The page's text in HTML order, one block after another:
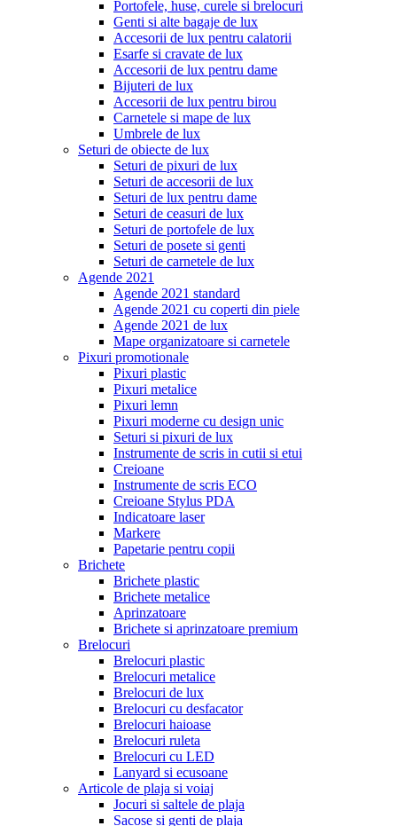
Portofele, huse, curele si brelocuri
Genti si alte bagaje de lux
Accesorii de lux pentru calatorii
Esarfe si cravate de lux
Accesorii de lux pentru dame
Bijuteri de lux
Accesorii de lux pentru birou
Carnetele si mape de lux
Umbrele de lux
Seturi de obiecte de lux
Seturi de pixuri de lux
Seturi de accesorii de lux
Seturi de lux pentru dame
Seturi de ceasuri de lux
Seturi de portofele de lux
Seturi de posete si genti
Seturi de carnetele de lux
Agende 2021
Agende 2021 standard
Agende 2021 cu coperti din piele
Agende 2021 de lux
Mape organizatoare si carnetele
Pixuri promotionale
Pixuri plastic
Pixuri metalice
Pixuri lemn
Pixuri moderne cu design unic
Seturi si pixuri de lux
Instrumente de scris in cutii si etui
Creioane
Instrumente de scris ECO
Creioane Stylus PDA
Indicatoare laser
Markere
Papetarie pentru copii
Brichete
Brichete plastic
Brichete metalice
Aprinzatoare
Brichete si aprinzatoare premium
Brelocuri
Brelocuri plastic
Brelocuri metalice
Brelocuri de lux
Brelocuri cu desfacator
Brelocuri haioase
Brelocuri ruleta
Brelocuri cu LED
Lanyard si ecusoane
Articole de plaja si voiaj
Jocuri si saltele de plaja
Sacose si genti de plaja